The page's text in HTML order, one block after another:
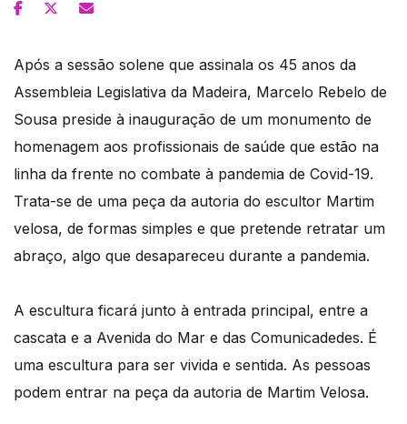
Após a sessão solene que assinala os 45 anos da
Assembleia Legislativa da Madeira, Marcelo Rebelo de
Sousa preside à inauguração de um monumento de
homenagem aos profissionais de saúde que estão na
linha da frente no combate à pandemia de Covid-19.
Trata-se de uma peça da autoria do escultor Martim
velosa, de formas simples e que pretende retratar um
abraço, algo que desapareceu durante a pandemia.
A escultura ficará junto à entrada principal, entre a
cascata e a Avenida do Mar e das Comunicadedes. É
uma escultura para ser vivida e sentida. As pessoas
podem entrar na peça da autoria de Martim Velosa.